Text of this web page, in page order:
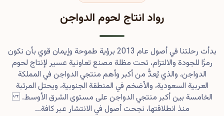
رواد انتاج لحوم الدواجن
بدأت رحلتنا في أصول عام 2013 برؤية طموحة وإيمان قوي بأن نكون
رمزًا للجودة والالتزام، تحت مظلة مصنع تعاونية عسير لإنتاج لحوم
الدواجن، والذي يُعدُّ من أكبر وأهم منتجي الدواجن في المملكة
العربية السعودية، والأضخم في المنطقة الجنوبية، ويحتل المرتبة
الخامسة بين أكبر منتجي الدواجن على مستوى الشرق الأوسط.
منذ انطلاقتها، نجحت أصول في الانتشار عبر كافة...